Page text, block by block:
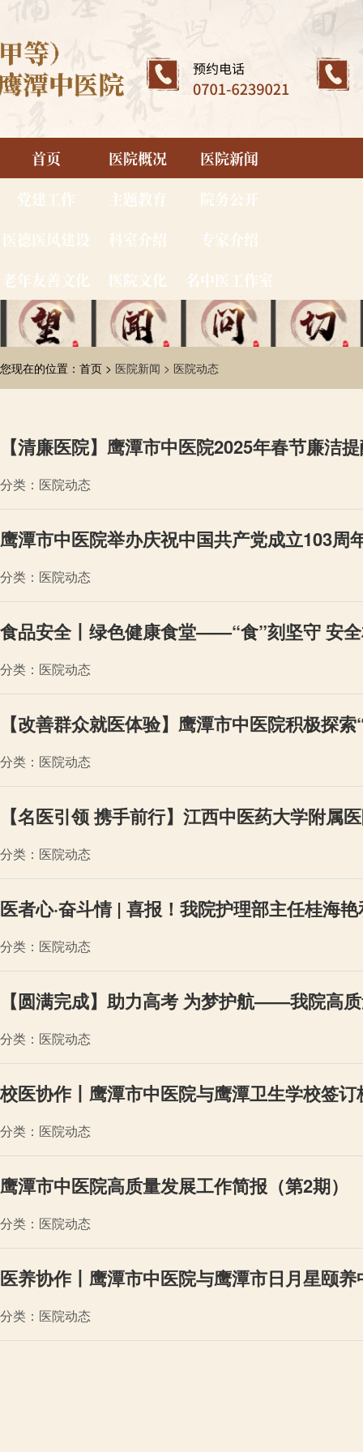
首页 医院概况
医院新闻
党建工作
主题教育
院务公开
医德医风建设
科室介绍
专家介绍
老年友善文化
医院文化 名中医工作室
您现在的位置：首页 > 医院新闻 > 医院动态
【清廉医院】鹰潭市中医院2025年春节廉洁
分类：医院动态
鹰潭市中医院举办庆祝中国共产党成立103周
分类：医院动态
食品安全丨绿色健康食堂——“食”刻坚守 安
分类：医院动态
【改善群众就医体验】鹰潭市中医院积极探
分类：医院动态
【名医引领 携手前行】江西中医药大学附属
分类：医院动态
医者心·奋斗情 | 喜报！我院护理部主任桂海
分类：医院动态
【圆满完成】助力高考 为梦护航——我院高
分类：医院动态
校医协作丨鹰潭市中医院与鹰潭卫生学校签
分类：医院动态
鹰潭市中医院高质量发展工作简报（第2期）
分类：医院动态
医养协作丨鹰潭市中医院与鹰潭市日月星颐
分类：医院动态